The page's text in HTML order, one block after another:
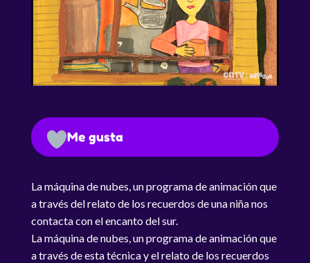
Me gusta
La máquina de nubes, un programa de animación que
a través del relato de los recuerdos de una niña nos
contacta con el encanto del sur.
La máquina de nubes, un programa de animación que
a través de esta técnica y el relato de los recuerdos